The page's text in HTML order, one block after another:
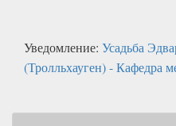
Уведомление: Усадьба
(Тролльхауген) - Кафедра